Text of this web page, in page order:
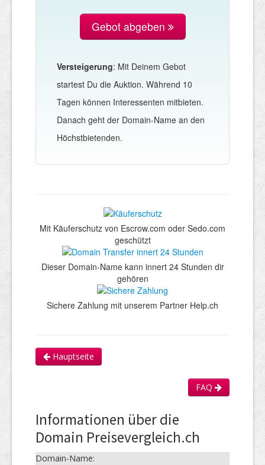
Gebot abgeben
Versteigerung: Mit Deinem Gebot
startest Du die Auktion. Während 10
Tagen können Interessenten mitbieten.
Danach geht der Domain-Name an den
Höchstbietenden.
Mit Käuferschutz von Escrow.com oder Sedo.com
geschützt
Dieser Domain-Name kann innert 24 Stunden dir
gehören
Sichere Zahlung mit unserem Partner Help.ch
Hauptseite
FAQ
Informationen über die
Domain Preisevergleich.ch
Domain-Name: